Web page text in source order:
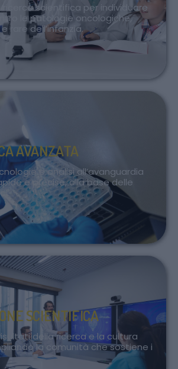
scientifica per individuare
le patologie oncologiche,
rare dell’infanzia.
AVANZATA
e analisi all’avanguardia
e precise, alla base delle
SCIENTIFICA
della ricerca e la cultura
la comunità che sostiene i